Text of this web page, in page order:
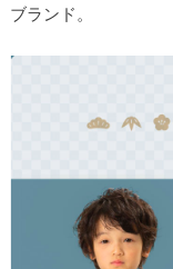
ブランド。